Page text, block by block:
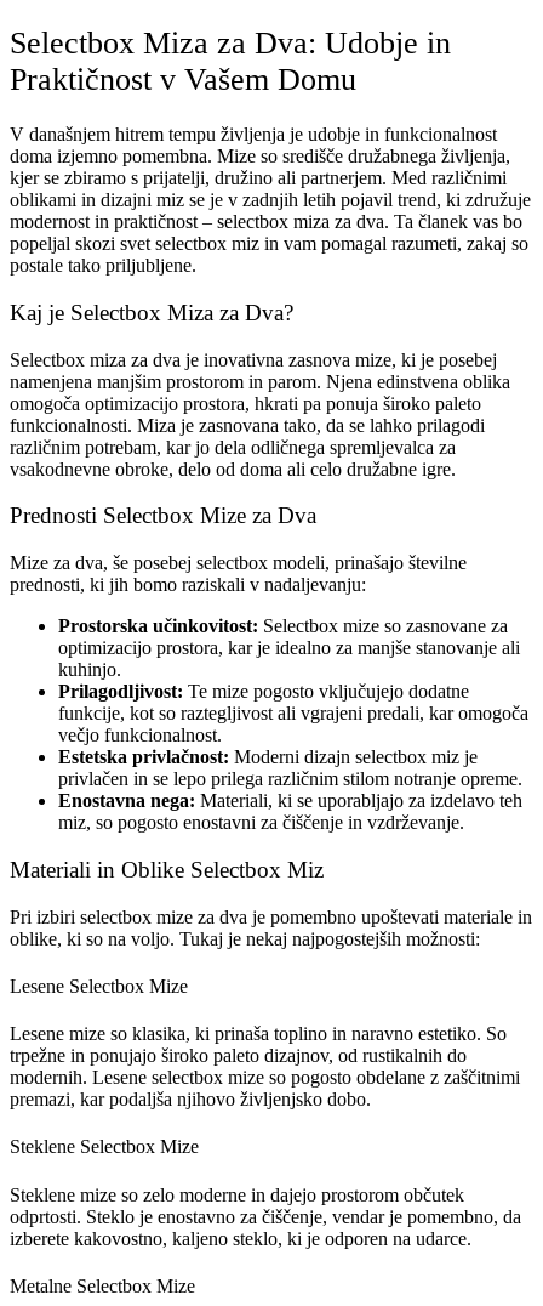
Selectbox Miza za Dva: Udobje in
Praktičnost v Vašem Domu
V današnjem hitrem tempu življenja je udobje in funkcionalnost
doma izjemno pomembna. Mize so središče družabnega življenja,
kjer se zbiramo s prijatelji, družino ali partnerjem. Med različnimi
oblikami in dizajni miz se je v zadnjih letih pojavil trend, ki združuje
modernost in praktičnost – selectbox miza za dva. Ta članek vas bo
popeljal skozi svet selectbox miz in vam pomagal razumeti, zakaj so
postale tako priljubljene.
Kaj je Selectbox Miza za Dva?
Selectbox miza za dva je inovativna zasnova mize, ki je posebej
namenjena manjšim prostorom in parom. Njena edinstvena oblika
omogoča optimizacijo prostora, hkrati pa ponuja široko paleto
funkcionalnosti. Miza je zasnovana tako, da se lahko prilagodi
različnim potrebam, kar jo dela odličnega spremljevalca za
vsakodnevne obroke, delo od doma ali celo družabne igre.
Prednosti Selectbox Mize za Dva
Mize za dva, še posebej selectbox modeli, prinašajo številne
prednosti, ki jih bomo raziskali v nadaljevanju:
Prostorska učinkovitost: Selectbox mize so zasnovane za
optimizacijo prostora, kar je idealno za manjše stanovanje ali
kuhinjo.
Prilagodljivost: Te mize pogosto vključujejo dodatne
funkcije, kot so raztegljivost ali vgrajeni predali, kar omogoča
večjo funkcionalnost.
Estetska privlačnost: Moderni dizajn selectbox miz je
privlačen in se lepo prilega različnim stilom notranje opreme.
Enostavna nega: Materiali, ki se uporabljajo za izdelavo teh
miz, so pogosto enostavni za čiščenje in vzdrževanje.
Materiali in Oblike Selectbox Miz
Pri izbiri selectbox mize za dva je pomembno upoštevati materiale in
oblike, ki so na voljo. Tukaj je nekaj najpogostejših možnosti:
Lesene Selectbox Mize
Lesene mize so klasika, ki prinaša toplino in naravno estetiko. So
trpežne in ponujajo široko paleto dizajnov, od rustikalnih do
modernih. Lesene selectbox mize so pogosto obdelane z zaščitnimi
premazi, kar podaljša njihovo življenjsko dobo.
Steklene Selectbox Mize
Steklene mize so zelo moderne in dajejo prostorom občutek
odprtosti. Steklo je enostavno za čiščenje, vendar je pomembno, da
izberete kakovostno, kaljeno steklo, ki je odporen na udarce.
Metalne Selectbox Mize